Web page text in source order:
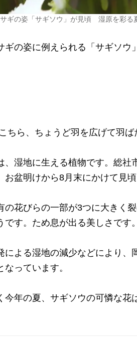
サギの姿「サギソウ」が見頃 湿原を彩
の姿に例えられる「サギソウ
ちら、ちょうど羽を広げて羽ば
湿地に生える植物です。総社
お盆明けから8月末にかけて見頃
花びらの一部が3つに大きく
です。ため息が出る美しさです。
よる湿地の減少などにより、
っています。
年の夏、サギソウの可憐な花